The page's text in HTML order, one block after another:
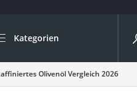
Kategorien
beliebtesten Vergleiche nach
Olivenöl Vergleich 2026